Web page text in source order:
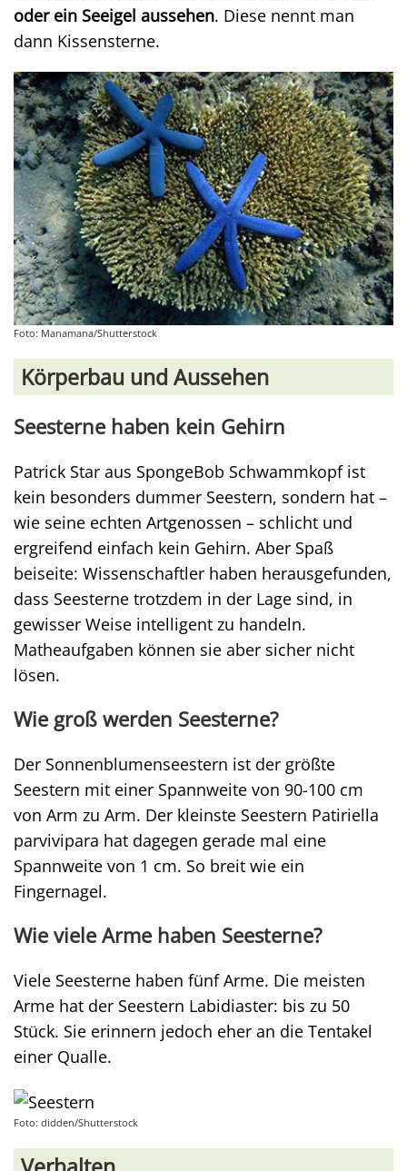
oder ein Seeigel aussehen. Diese nennt man
dann Kissensterne.
Foto: Manamana/Shutterstock
Körperbau und Aussehen
Seesterne haben kein Gehirn
Patrick Star aus SpongeBob Schwammkopf ist
kein besonders dummer Seestern, sondern hat –
wie seine echten Artgenossen – schlicht und
ergreifend einfach kein Gehirn. Aber Spaß
beiseite: Wissenschaftler haben herausgefunden,
dass Seesterne trotzdem in der Lage sind, in
gewisser Weise intelligent zu handeln.
Matheaufgaben können sie aber sicher nicht
lösen.
Wie groß werden Seesterne?
Der Sonnenblumenseestern ist der größte
Seestern mit einer Spannweite von 90-100 cm
von Arm zu Arm. Der kleinste Seestern Patiriella
parvivipara hat dagegen gerade mal eine
Spannweite von 1 cm. So breit wie ein
Fingernagel.
Wie viele Arme haben Seesterne?
Viele Seesterne haben fünf Arme. Die meisten
Arme hat der Seestern Labidiaster: bis zu 50
Stück. Sie erinnern jedoch eher an die Tentakel
einer Qualle.
Foto: didden/Shutterstock